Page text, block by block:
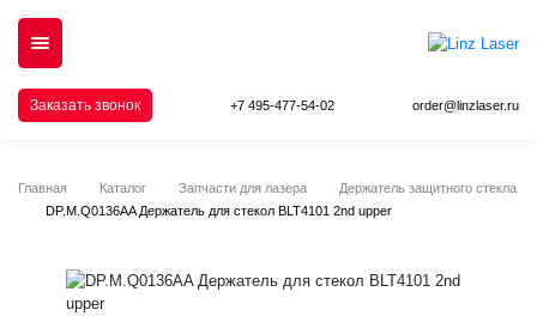
Заказать звонок +7 495-477-54-02 order@linzlaser.ru
Главная Каталог Запчасти для лазера
Держатель защитного стекла
DP.M.Q0136AA Держатель для стекол BLT4101 2nd upper